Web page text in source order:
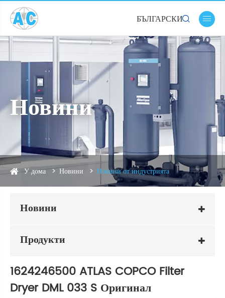
БЪЛГАРСКИ 
Новини
У дома Новини Новини от индустрията
Новини
Продукти
1624246500 ATLAS COPCO Filter
Dryer DML 033 S Оригинал